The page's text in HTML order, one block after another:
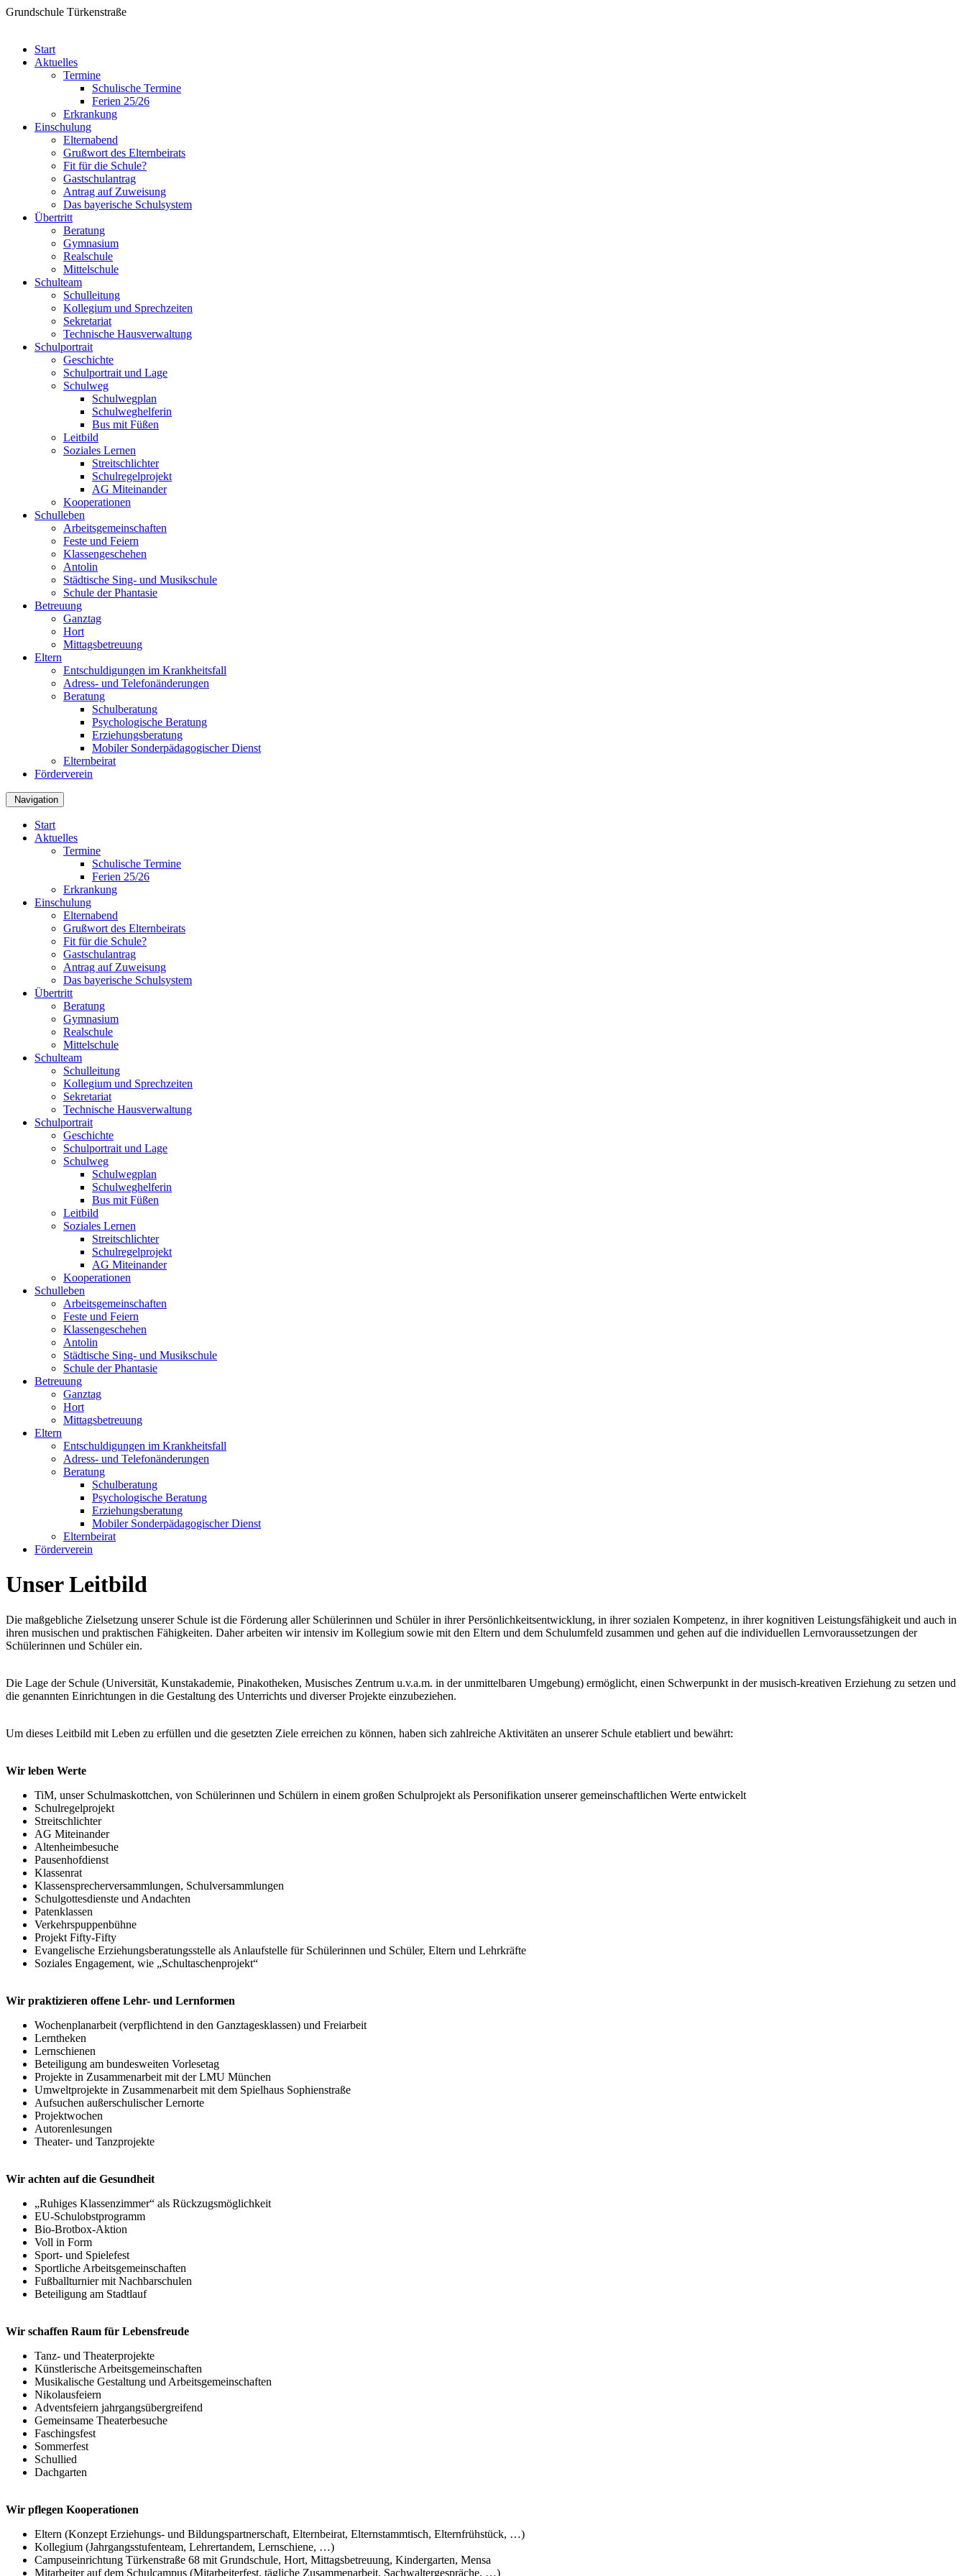
Grundschule Türkenstraße
Start
Aktuelles
Termine
Schulische Termine
Ferien 25/26
Erkrankung
Einschulung
Elternabend
Grußwort des Elternbeirats
Fit für die Schule?
Gastschulantrag
Antrag auf Zuweisung
Das bayerische Schulsystem
Übertritt
Beratung
Gymnasium
Realschule
Mittelschule
Schulteam
Schulleitung
Kollegium und Sprechzeiten
Sekretariat
Technische Hausverwaltung
Schulportrait
Geschichte
Schulportrait und Lage
Schulweg
Schulwegplan
Schulweghelferin
Bus mit Füßen
Leitbild
Soziales Lernen
Streitschlichter
Schulregelprojekt
AG Miteinander
Kooperationen
Schulleben
Arbeitsgemeinschaften
Feste und Feiern
Klassengeschehen
Antolin
Städtische Sing- und Musikschule
Schule der Phantasie
Betreuung
Ganztag
Hort
Mittagsbetreuung
Eltern
Entschuldigungen im Krankheitsfall
Adress- und Telefonänderungen
Beratung
Schulberatung
Psychologische Beratung
Erziehungsberatung
Mobiler Sonderpädagogischer Dienst
Elternbeirat
Förderverein
Navigation
Start
Aktuelles
Termine
Schulische Termine
Ferien 25/26
Erkrankung
Einschulung
Elternabend
Grußwort des Elternbeirats
Fit für die Schule?
Gastschulantrag
Antrag auf Zuweisung
Das bayerische Schulsystem
Übertritt
Beratung
Gymnasium
Realschule
Mittelschule
Schulteam
Schulleitung
Kollegium und Sprechzeiten
Sekretariat
Technische Hausverwaltung
Schulportrait
Geschichte
Schulportrait und Lage
Schulweg
Schulwegplan
Schulweghelferin
Bus mit Füßen
Leitbild
Soziales Lernen
Streitschlichter
Schulregelprojekt
AG Miteinander
Kooperationen
Schulleben
Arbeitsgemeinschaften
Feste und Feiern
Klassengeschehen
Antolin
Städtische Sing- und Musikschule
Schule der Phantasie
Betreuung
Ganztag
Hort
Mittagsbetreuung
Eltern
Entschuldigungen im Krankheitsfall
Adress- und Telefonänderungen
Beratung
Schulberatung
Psychologische Beratung
Erziehungsberatung
Mobiler Sonderpädagogischer Dienst
Elternbeirat
Förderverein
Unser Leitbild
Die maßgebliche Zielsetzung unserer Schule ist die Förderung aller Schülerinnen und Schüler in ihrer Persönlichkeitsentwicklung, in ihrer sozialen Kompetenz, in ihrer kognitiven Leistungsfähigkeit und auch in
ihren musischen und praktischen Fähigkeiten. Daher arbeiten wir intensiv im Kollegium sowie mit den Eltern und dem Schulumfeld zusammen und gehen auf die individuellen Lernvoraussetzungen der
Schülerinnen und Schüler ein.
Die Lage der Schule (Universität, Kunstakademie, Pinakotheken, Musisches Zentrum u.v.a.m. in der unmittelbaren Umgebung) ermöglicht, einen Schwerpunkt in der musisch-kreativen Erziehung zu setzen und
die genannten Einrichtungen in die Gestaltung des Unterrichts und diverser Projekte einzubeziehen.
Um dieses Leitbild mit Leben zu erfüllen und die gesetzten Ziele erreichen zu können, haben sich zahlreiche Aktivitäten an unserer Schule etabliert und bewährt:
Wir leben Werte
TiM, unser Schulmaskottchen, von Schülerinnen und Schülern in einem großen Schulprojekt als Personifikation unserer gemeinschaftlichen Werte entwickelt
Schulregelprojekt
Streitschlichter
AG Miteinander
Altenheimbesuche
Pausenhofdienst
Klassenrat
Klassensprecherversammlungen, Schulversammlungen
Schulgottesdienste und Andachten
Patenklassen
Verkehrspuppenbühne
Projekt Fifty-Fifty
Evangelische Erziehungsberatungsstelle als Anlaufstelle für Schülerinnen und Schüler, Eltern und Lehrkräfte
Soziales Engagement, wie „Schultaschenprojekt“
Wir praktizieren offene Lehr- und Lernformen
Wochenplanarbeit (verpflichtend in den Ganztagesklassen) und Freiarbeit
Lerntheken
Lernschienen
Beteiligung am bundesweiten Vorlesetag
Projekte in Zusammenarbeit mit der LMU München
Umweltprojekte in Zusammenarbeit mit dem Spielhaus Sophienstraße
Aufsuchen außerschulischer Lernorte
Projektwochen
Autorenlesungen
Theater- und Tanzprojekte
Wir achten auf die Gesundheit
„Ruhiges Klassenzimmer“ als Rückzugsmöglichkeit
EU-Schulobstprogramm
Bio-Brotbox-Aktion
Voll in Form
Sport- und Spielefest
Sportliche Arbeitsgemeinschaften
Fußballturnier mit Nachbarschulen
Beteiligung am Stadtlauf
Wir schaffen Raum für Lebensfreude
Tanz- und Theaterprojekte
Künstlerische Arbeitsgemeinschaften
Musikalische Gestaltung und Arbeitsgemeinschaften
Nikolausfeiern
Adventsfeiern jahrgangsübergreifend
Gemeinsame Theaterbesuche
Faschingsfest
Sommerfest
Schullied
Dachgarten
Wir pflegen Kooperationen
Eltern (Konzept Erziehungs- und Bildungspartnerschaft, Elternbeirat, Elternstammtisch, Elternfrühstück, …)
Kollegium (Jahrgangsstufenteam, Lehrertandem, Lernschiene, …)
Campuseinrichtung Türkenstraße 68 mit Grundschule, Hort, Mittagsbetreuung, Kindergarten, Mensa
Mitarbeiter auf dem Schulcampus (Mitarbeiterfest, tägliche Zusammenarbeit, Sachwaltergespräche, …)